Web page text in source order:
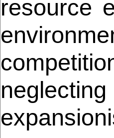
resource